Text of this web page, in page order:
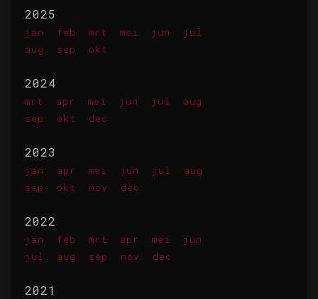
2025
jan feb mrt mei jun
jul
aug
sep okt
2024
mrt apr mei jun jul
aug
sep
okt dec
2023
jan apr mei jun jul
aug
sep
okt nov dec
2022
jan feb mrt apr mei
jun
jul
aug sep nov dec
2021